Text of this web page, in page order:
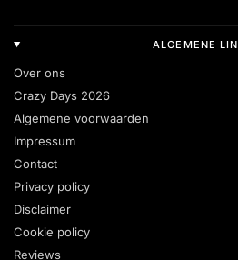
ALGEMENE
Over ons
Crazy Days 2026
Algemene voorwaarden
Impressum
Contact
Privacy policy
Disclaimer
Cookie policy
Reviews